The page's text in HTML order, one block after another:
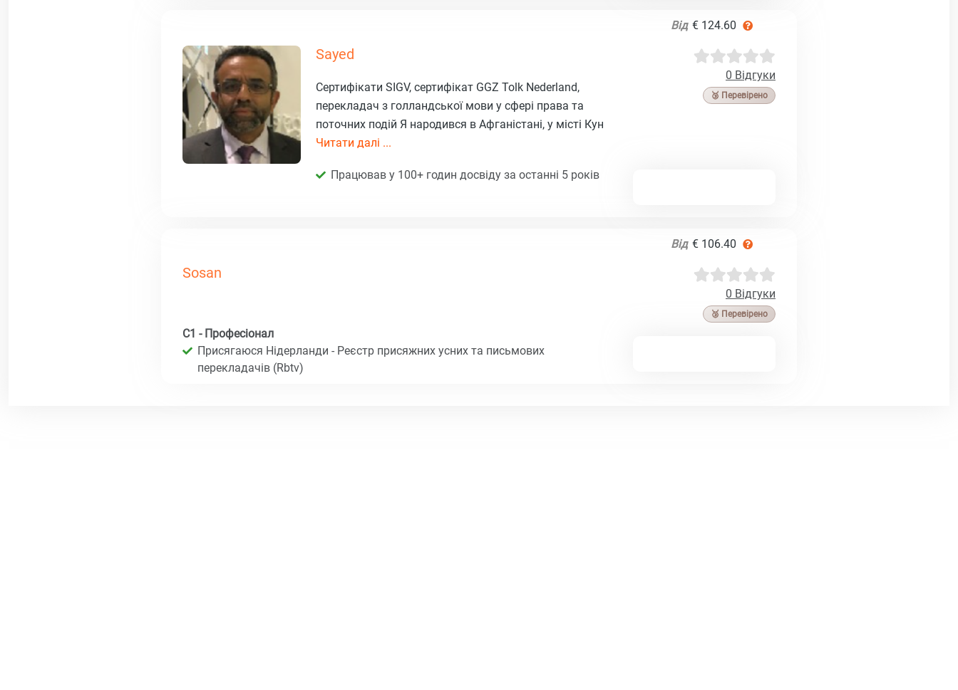
Від € 124.60
Sayed
0 Відгуки
🥉 Перевірено
Сертифікати SIGV, сертифікат GGZ Tolk Nederland,
перекладач з голландської мови у сфері права та
поточних подій Я народився в Афганістані, у місті Кун
Читати далі ...
Працював у 100+ годин досвіду за останні 5 років
Від € 106.40
Sosan
0 Відгуки
🥉 Перевірено
C1 - Професіонал
Присягаюся Нідерланди - Реєстр присяжних усних та письмових
перекладачів (Rbtv)